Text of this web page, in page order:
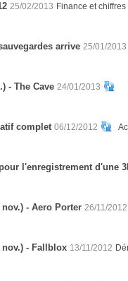
25/02/2013 Finance et chiffres
arrive 25/01/2013
- The Cave 24/01/2013
complet 06/12/2012
l'enregistrement d'une
- Aero Porter 26/11/2012
nov.) - Fallblox 13/11/2012